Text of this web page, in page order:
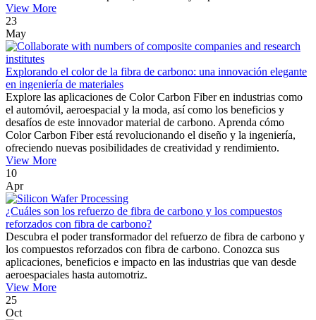
View More
23
May
Explorando el color de la fibra de carbono: una innovación elegante
en ingeniería de materiales
Explore las aplicaciones de Color Carbon Fiber en industrias como
el automóvil, aeroespacial y la moda, así como los beneficios y
desafíos de este innovador material de carbono. Aprenda cómo
Color Carbon Fiber está revolucionando el diseño y la ingeniería,
ofreciendo nuevas posibilidades de creatividad y rendimiento.
View More
10
Apr
¿Cuáles son los refuerzo de fibra de carbono y los compuestos
reforzados con fibra de carbono?
Descubra el poder transformador del refuerzo de fibra de carbono y
los compuestos reforzados con fibra de carbono. Conozca sus
aplicaciones, beneficios e impacto en las industrias que van desde
aeroespaciales hasta automotriz.
View More
25
Oct